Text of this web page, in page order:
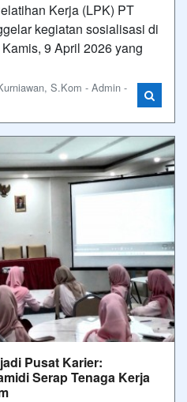
Kerja (LPK) PT
kegiatan sosialisasi di
9 April 2026 yang
S.Kom - Admin -
Pusat Karier:
Serap Tenaga Kerja